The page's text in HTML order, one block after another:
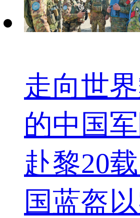
走向世
的中国军
赴黎20
国蓝盔